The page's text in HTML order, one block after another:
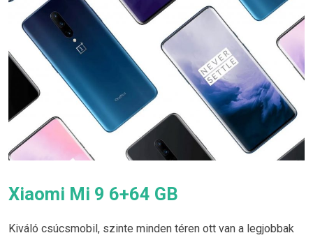
Xiaomi Mi 9 6+64 GB
Kiváló csúcsmobil, szinte minden téren ott van a legjobbak